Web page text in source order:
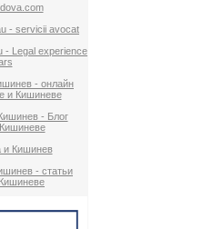
- servicii avocat
- Legal experience
- онлайн
и Кишиневе
- Блог
и Кишинев
- статьи